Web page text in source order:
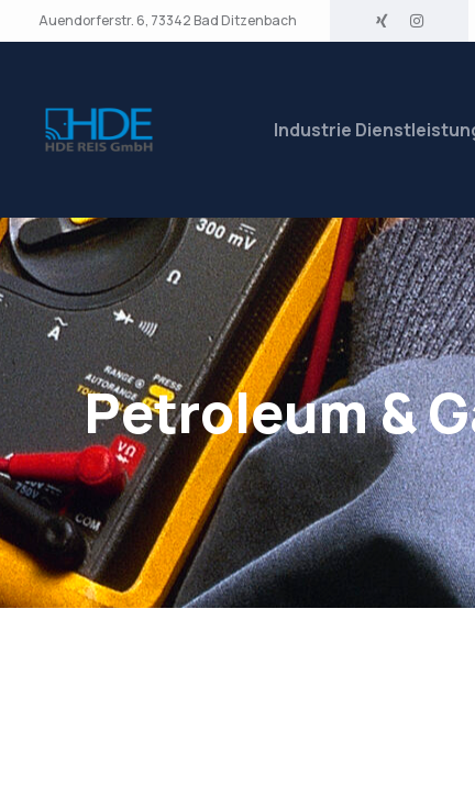
Auendorferstr. 6, 73342 Bad Ditzenbach
Industrie
Petroleum &